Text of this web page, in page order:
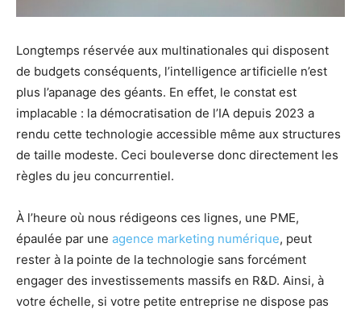
Longtemps réservée aux multinationales qui disposent
de budgets conséquents, l’intelligence artificielle n’est
plus l’apanage des géants. En effet, le constat est
implacable : la démocratisation de l’IA depuis 2023 a
rendu cette technologie accessible même aux structures
de taille modeste. Ceci bouleverse donc directement les
règles du jeu concurrentiel.
À l’heure où nous rédigeons ces lignes, une PME,
épaulée par une agence marketing numérique, peut
rester à la pointe de la technologie sans forcément
engager des investissements massifs en R&D. Ainsi, à
votre échelle, si votre petite entreprise ne dispose pas